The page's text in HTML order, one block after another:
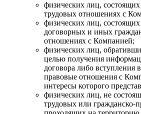
физических лиц,
трудовых отношениях с
физических лиц,
договорных и иных
отношениях с Компанией;
физических лиц,
целью получения
договора либо вступления
правовые отношения с
интересы которого
физических лиц, не
трудовых или гражданско-